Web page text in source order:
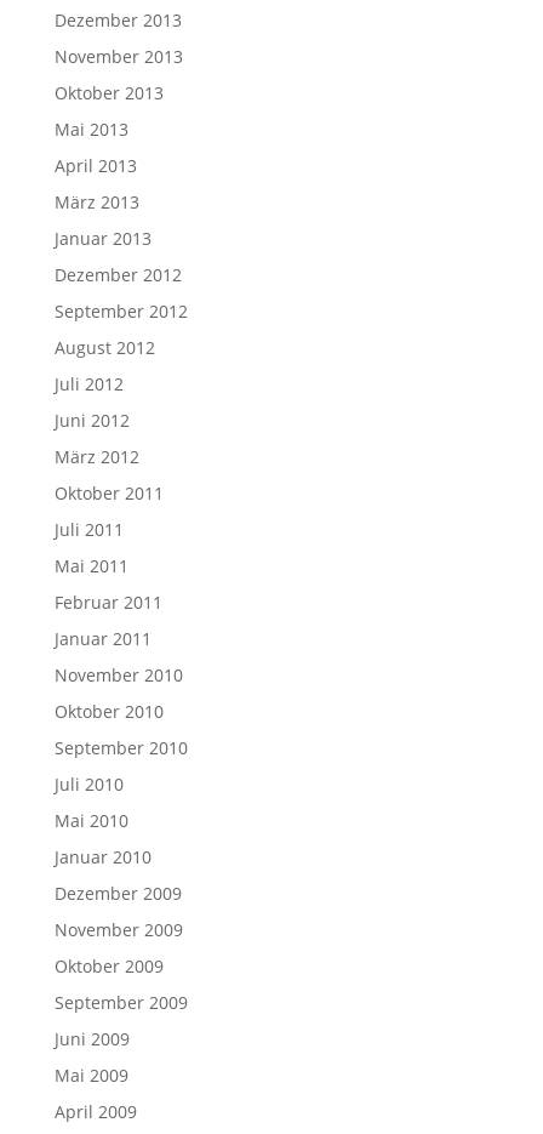
Dezember 2013
November 2013
Oktober 2013
Mai 2013
April 2013
März 2013
Januar 2013
Dezember 2012
September 2012
August 2012
Juli 2012
Juni 2012
März 2012
Oktober 2011
Juli 2011
Mai 2011
Februar 2011
Januar 2011
November 2010
Oktober 2010
September 2010
Juli 2010
Mai 2010
Januar 2010
Dezember 2009
November 2009
Oktober 2009
September 2009
Juni 2009
Mai 2009
April 2009